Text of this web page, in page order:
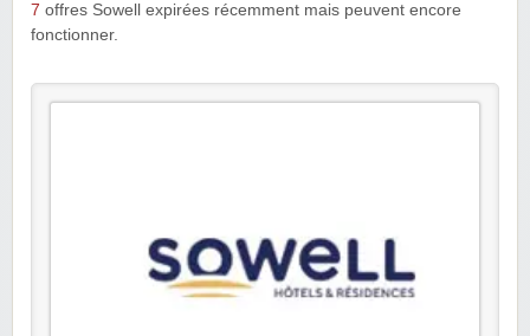
7 offres Sowell expirées récemment mais peuvent encore
fonctionner.